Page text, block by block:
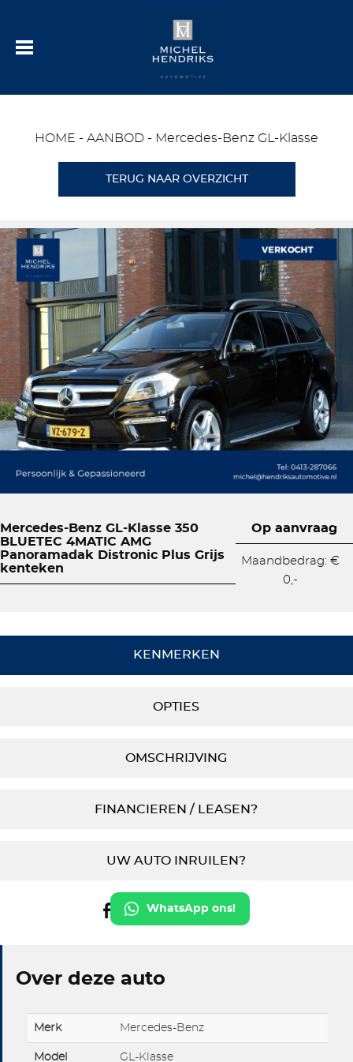
HOME - AANBOD - Mercedes-Benz GL-Klasse
TERUG NAAR OVERZICHT
Mercedes-Benz GL-Klasse 350
BLUETEC 4MATIC AMG
Panoramadak Distronic Plus Grijs
kenteken
Op aanvraag
Maandbedrag: €
0,-
KENMERKEN
OPTIES
OMSCHRIJVING
FINANCIEREN / LEASEN?
UW AUTO INRUILEN?
WhatsApp ons!
Over deze auto
Merk Mercedes-Benz
Model GL-Klasse